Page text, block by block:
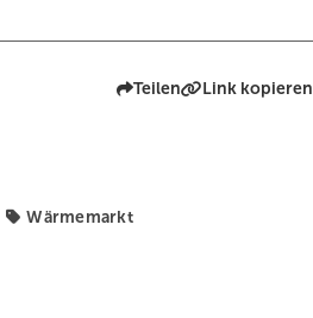
Teilen Link kopieren
Wärmemarkt